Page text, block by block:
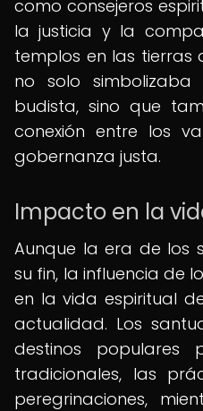
como consejeros
la justicia y la
templos en las tierras
no solo
budista, sino que
conexión entre los
gobernanza justa.
Impacto en la
Aunque la era de los
su fin, la influencia de
en la vida espiritual
actualidad. Los
destinos populares
tradicionales, las
peregrinaciones,